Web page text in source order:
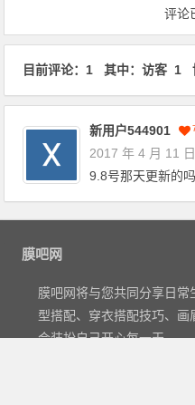
评论
目前评论：1 其中：访客 1
新用户544901
2017 年 4 月 11
9.8号那天更新的吗
膜吧网
膜吧网将与您共同分享日
型搭配、穿衣搭配技巧、
会装扮自己开心每一天。